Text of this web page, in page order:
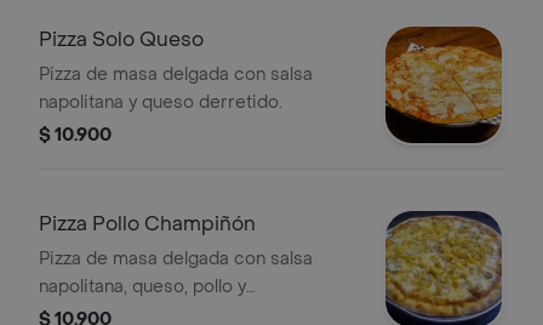
Pizza Solo Queso
Pizza de masa delgada con salsa
napolitana y queso derretido.
$ 10.900
Pizza Pollo Champiñón
Pizza de masa delgada con salsa
napolitana, queso, pollo y
champiñones.
$ 10.900